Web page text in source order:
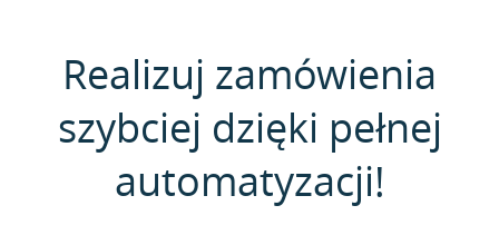
Realizuj zamówienia
szybciej dzięki pełnej
automatyzacji!